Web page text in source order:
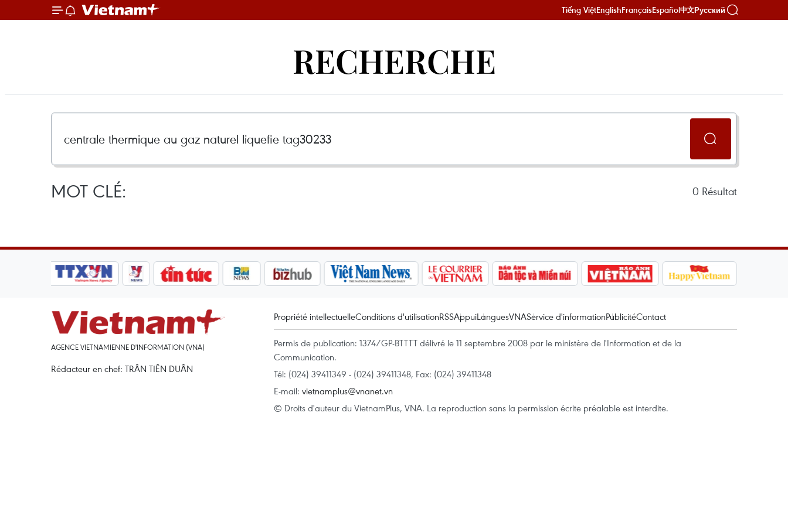
Tiếng ViệtEnglishFrançaisEspañol中文Русский
RECHERCHE
MOT CLÉ: 0 Résultat
AGENCE VIETNAMIENNE D'INFORMATION (VNA)
Rédacteur en chef: TRÂN TIÊN DUÂN
Propriété intellectuelleConditions d'utilisationRSSAppuiLanguesVNAService d'informationPublicitéContact
Permis de publication: 1374/GP-BTTTT délivré le 11 septembre 2008 par le ministère de l'Information et de la
Communication.
Tél: (024) 39411349 - (024) 39411348, Fax: (024) 39411348
E-mail: vietnamplus@vnanet.vn
© Droits d'auteur du VietnamPlus, VNA. La reproduction sans la permission écrite préalable est interdite.